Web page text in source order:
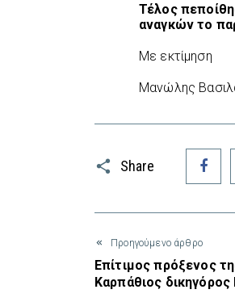
Τέλος
αναγκών το
Με εκτίμηση
Μανώλης
Share
Προηγούμενο άρθρο
Επίτιμος πρόξενος
Καρπάθιος